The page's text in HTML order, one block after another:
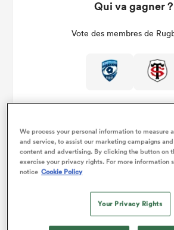
Qui va gagner ?
Vote des membres de
Détails du
Montpellier v Toulouse
Manche 3
We process your personal information to measure
and service, to assist our marketing campaigns
content and advertising. By clicking the button on
exercise your privacy rights. For more information
notice Cookie Policy
Your Privacy Rights